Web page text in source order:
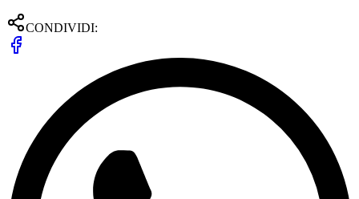
CONDIVIDI: